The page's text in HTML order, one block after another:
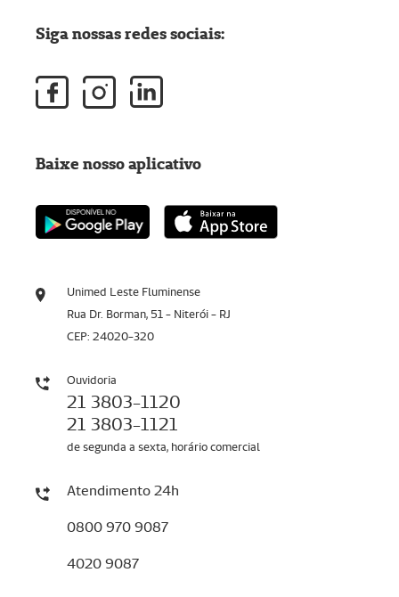
Unimed Leste Fluminense
Rua Dr. Borman, 51 - Niterói - RJ
CEP: 24020-320
Ouvidoria
21 3803-1120
21 3803-1121
de segunda a sexta, horário comercial
Atendimento 24h
0800 970 9087
4020 9087
Siga nossas redes sociais:
Baixe nosso aplicativo